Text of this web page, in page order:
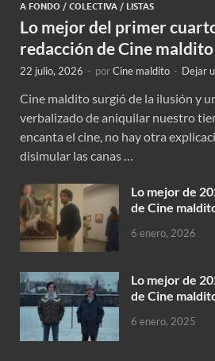
A FONDO / COLECTIVA / LISTAS
Lo mejor del primer
redacción de Cine maldito
22 julio, 2026 - porCine maldito - Dejar
Cine maldito surgió de la ilusión y
verbalizado de aniquilar nuestro
encanta el cine, no hay otra
disimular las canas …
Lo mejor de
de Cine
6 enero, 2026
Lo mejor de
de Cine
6 enero, 2025